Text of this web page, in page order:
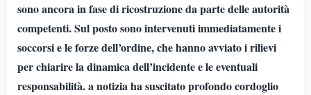
sono ancora in fase di ricostruzione da parte delle autorità
competenti. Sul posto sono intervenuti immediatamente i
soccorsi e le forze dell’ordine, che hanno avviato i rilievi
per chiarire la dinamica dell’incidente e le eventuali
responsabilità. a notizia ha suscitato profondo cordoglio